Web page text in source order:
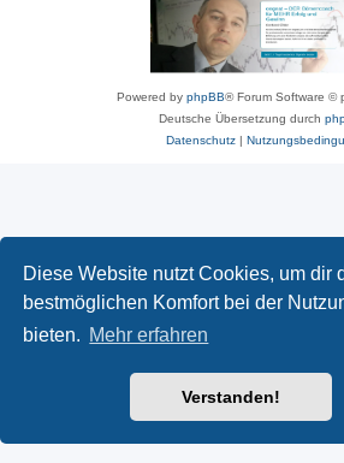
Diese Website nutzt Cookies, um dir
bestmöglichen Komfort bei der
bieten. Mehr erfahren
Verstanden!
Powered by phpBB® Forum Software ©
Deutsche Übersetzung durch
Datenschutz|